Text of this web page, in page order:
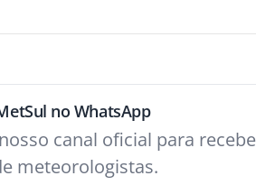
no WhatsApp
canal oficial para
meteorologistas.